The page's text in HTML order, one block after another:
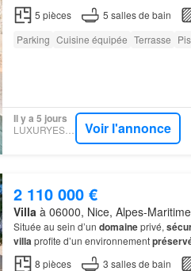
5 pièces 5 salles de bain
Parking Cuisine équipée Terrasse
Il y a 5 jours
LUXURYESTATE Voir l'annonce
2 110 000 €
Villa à 06000, Nice, Alpes-
Située au sein d’un domaineprivé,
villaprofite d’un environnement
Nice et avec un accès rapide à
8 pièces 3 salles de bain